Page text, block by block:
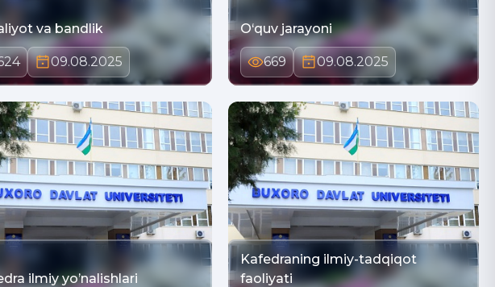
va bandlik
09.08.2025
O‘quv jarayoni
669 09.08.2025
ilmiy yo’nalishlari
Kafedraning ilmiy-tadqiqot
faoliyati